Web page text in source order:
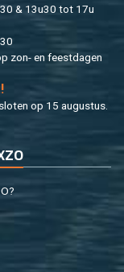
& 13u30 tot 17u
zon- en feest­da­gen
op 15 au­gus­tus.